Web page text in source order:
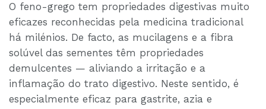
O feno-grego tem propriedades digestivas muito
eficazes reconhecidas pela medicina tradicional
há milénios. De facto, as mucilagens e a fibra
solúvel das sementes têm propriedades
demulcentes — aliviando a irritação e a
inflamação do trato digestivo. Neste sentido, é
especialmente eficaz para gastrite, azia e